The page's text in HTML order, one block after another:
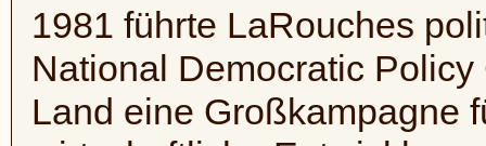
1981 führte LaRouches
National Democratic Policy
Land eine Großkampagne